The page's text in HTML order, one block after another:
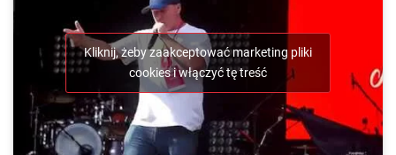
Kliknij, żeby zaakceptować marketing pliki
cookies i włączyć tę treść